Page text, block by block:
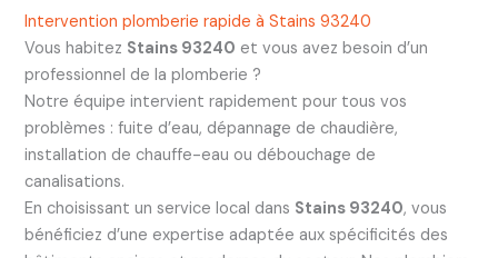
Intervention plomberie rapide à Stains 93240
Vous habitez Stains 93240 et vous avez besoin d’un
professionnel de la plomberie ?
Notre équipe intervient rapidement pour tous vos
problèmes : fuite d’eau, dépannage de chaudière,
installation de chauffe-eau ou débouchage de
canalisations.
En choisissant un service local dans Stains 93240, vous
bénéficiez d’une expertise adaptée aux spécificités des